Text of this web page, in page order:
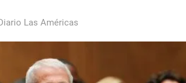
Las Américas